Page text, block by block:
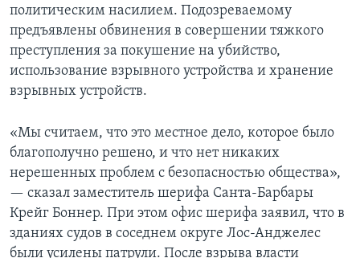
политическим насилием. Подозреваемому
предъявлены обвинения в совершении тяжкого
преступления за покушение на убийство,
использование взрывного устройства и хранение
взрывных устройств.
«Мы считаем, что это местное дело, которое было
благополучно решено, и что нет никаких
нерешенных проблем с безопасностью общества»,
— сказал заместитель шерифа Санта-Барбары
Крейг Боннер. При этом офис шерифа заявил, что в
зданиях судов в соседнем округе Лос-Анджелес
были усилены патрули. После взрыва власти